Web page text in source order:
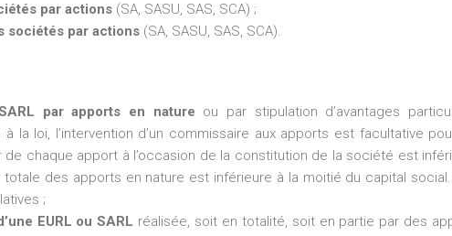
par actions (SA, SASU, SAS, SCA) ;
sociétés par actions (SA, SASU, SAS, SCA).
par apports en nature ou par stipulation d’avantages
la loi, l’intervention d’un commissaire aux apports est facultative
de chaque apport à l’occasion de la constitution de la société est
totale des apports en nature est inférieure à la moitié du capital
;
EURL ou SARL réalisée, soit en totalité, soit en partie par des